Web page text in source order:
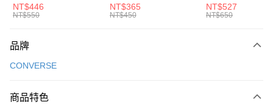
元大商業銀行
台灣樂天信用卡公司
AFTEE先享後付
【關於「AFTEE先享後付」】
便利好安心！
３．安心：先確認商品／服務後，再付款。
運送方式
每筆NT$100，滿NT$1,500(含以上)免運費
中統襪 FZ3393100
NT$446
NT$550
EMBRDY 男女 短統襪
FZ3073133
NT$365
NT$450
BA5871010
NT$527
NT$650
品牌
CONVERSE
商品特色